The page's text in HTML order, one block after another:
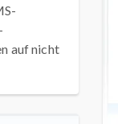
auf nicht